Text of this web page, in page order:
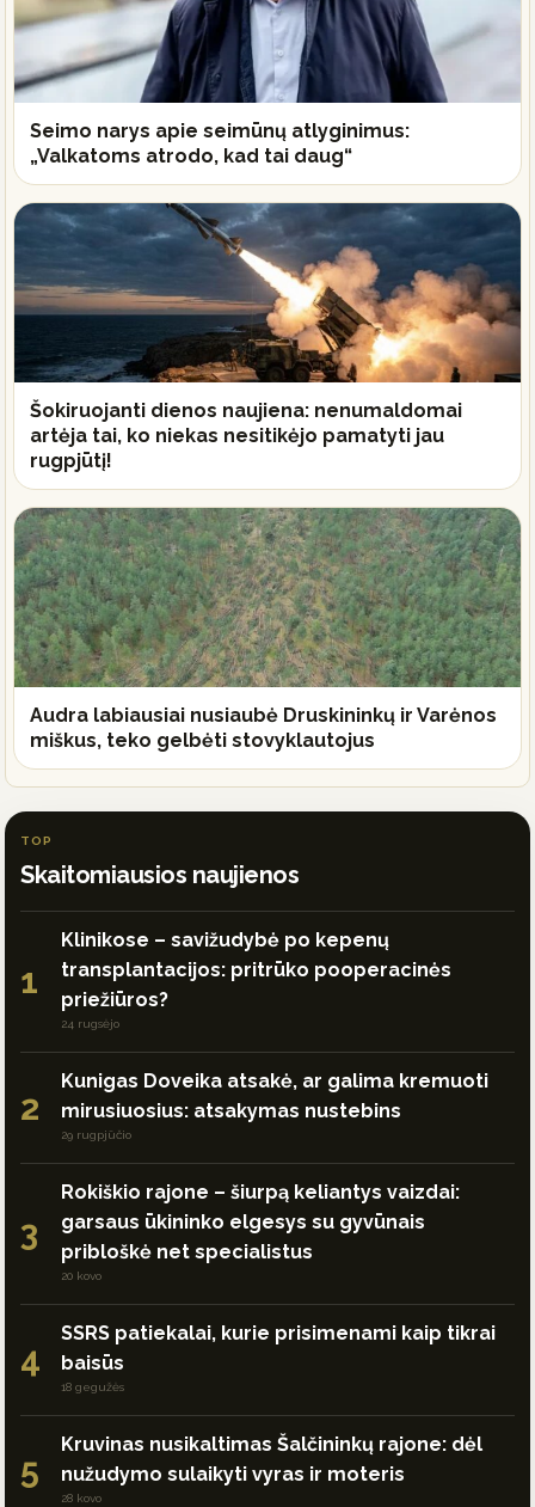
Seimo narys apie seimūnų atlyginimus:
„Valkatoms atrodo, kad tai daug“
Šokiruojanti dienos naujiena: nenumaldomai
artėja tai, ko niekas nesitikėjo pamatyti jau
rugpjūtį!
Audra labiausiai nusiaubė Druskininkų ir Varėnos
miškus, teko gelbėti stovyklautojus
TOP
Skaitomiausios naujienos
1
Klinikose – savižudybė po kepenų
transplantacijos: pritrūko pooperacinės
priežiūros?
24 rugsėjo
2
Kunigas Doveika atsakė, ar galima kremuoti
mirusiuosius: atsakymas nustebins
29 rugpjūčio
3
Rokiškio rajone – šiurpą keliantys vaizdai:
garsaus ūkininko elgesys su gyvūnais
pribloškė net specialistus
20 kovo
4
SSRS patiekalai, kurie prisimenami kaip tikrai
baisūs
18 gegužės
5
Kruvinas nusikaltimas Šalčininkų rajone: dėl
nužudymo sulaikyti vyras ir moteris
28 kovo